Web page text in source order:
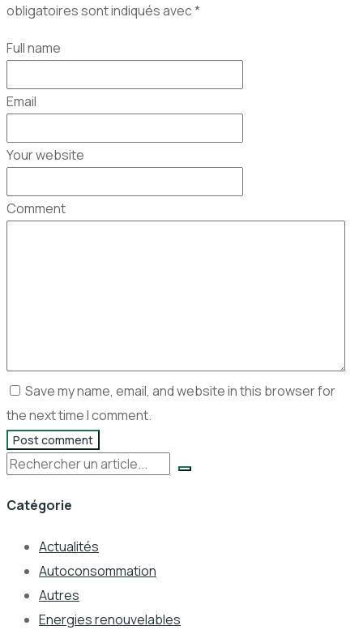
obligatoires sont indiqués avec*
Full name
Email
Your website
Comment
Save my name, email, and website in this browser for
the next time I comment.
Post comment
Rechercher
Catégorie
Actualités
Autoconsommation
Autres
Energies renouvelables